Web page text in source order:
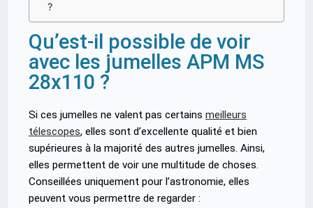
?
Qu’est-il possible de voir
avec les jumelles APM MS
28x110 ?
Si ces jumelles ne valent pas certains meilleurs
télescopes, elles sont d’excellente qualité et bien
supérieures à la majorité des autres jumelles. Ainsi,
elles permettent de voir une multitude de choses.
Conseillées uniquement pour l’astronomie, elles
peuvent vous permettre de regarder :